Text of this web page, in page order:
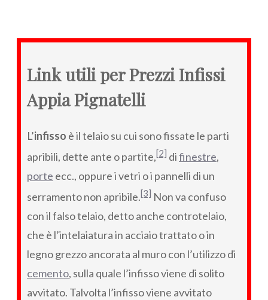
Link utili per Prezzi Infissi
Appia Pignatelli
L’infisso è il telaio su cui sono fissate le parti
apribili, dette ante o partite,[2] difinestre,
porte ecc., oppure i vetri o i pannelli di un
serramento non apribile.[3] Non va confuso
con il falso telaio, detto anche controtelaio,
che è l’intelaiatura in acciaio trattato o in
legno grezzo ancorata al muro con l’utilizzo di
cemento, sulla quale l’infisso viene di solito
avvitato. Talvolta l’infisso viene avvitato